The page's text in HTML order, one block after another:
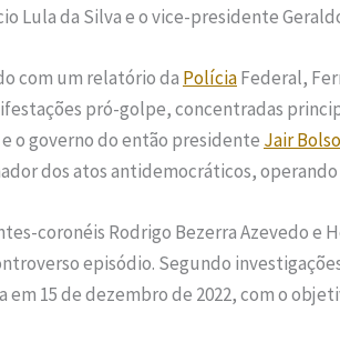
Lula da Silva e o vice-presidente
com um relatório da PolíciaFederal,
pró-golpe, concentradas
o governo do então presidente Jair
dos atos antidemocráticos,
coronéis Rodrigo Bezerra Azevedo
episódio. Segundo
em 15 de dezembro de 2022, com o